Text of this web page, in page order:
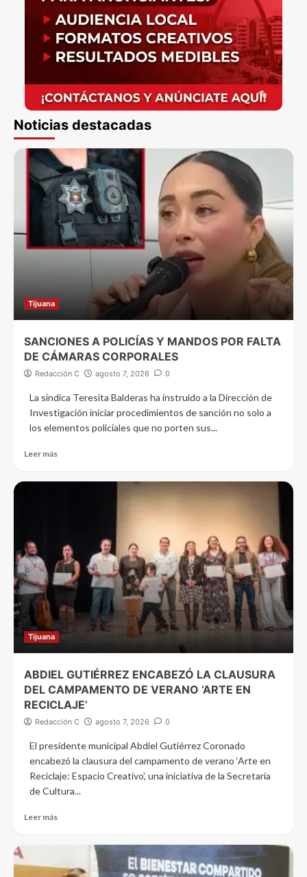
Noticias destacadas
Tijuana
SANCIONES A POLICÍAS Y MANDOS POR FALTA
DE CÁMARAS CORPORALES
Redacción C agosto 7, 2026 0
La síndica Teresita Balderas ha instruido a la Dirección de
Investigación iniciar procedimientos de sanción no solo a
los elementos policiales que no porten sus...
Leer más
Tijuana
ABDIEL GUTIÉRREZ ENCABEZÓ LA CLAUSURA
DEL CAMPAMENTO DE VERANO ‘ARTE EN
RECICLAJE’
Redacción C agosto 7, 2026 0
El presidente municipal Abdiel Gutiérrez Coronado
encabezó la clausura del campamento de verano ‘Arte en
Reciclaje: Espacio Creativo’, una iniciativa de la Secretaría
de Cultura...
Leer más